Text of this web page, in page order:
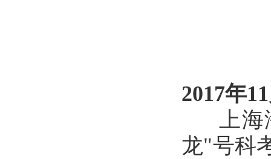
2017年
上海海
龙"号科